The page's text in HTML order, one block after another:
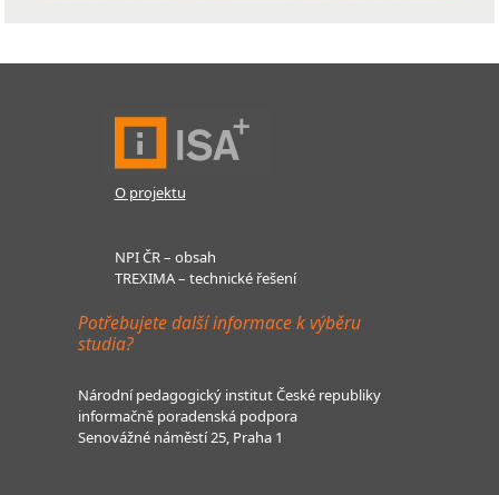
O projektu
NPI ČR – obsah
TREXIMA – technické řešení
Potřebujete další informace k výběru
studia?
Národní pedagogický institut České republiky
informačně poradenská podpora
Senovážné náměstí 25, Praha 1